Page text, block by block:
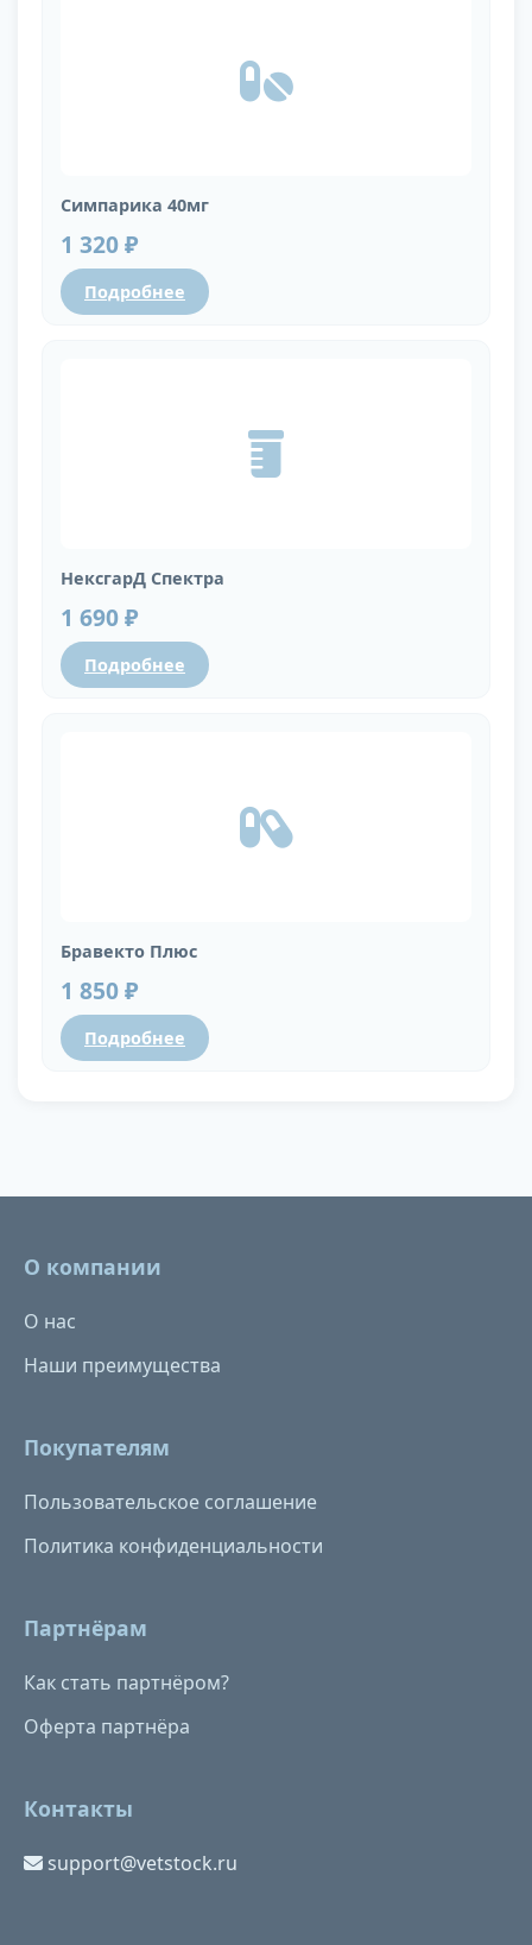
Симпарика 40мг
1 320 ₽
Подробнее
НексгарД Спектра
1 690 ₽
Подробнее
Бравекто Плюс
1 850 ₽
Подробнее
О компании
О нас
Наши преимущества
Покупателям
Пользовательское соглашение
Политика конфиденциальности
Партнёрам
Как стать партнёром?
Оферта партнёра
Контакты
support@vetstock.ru